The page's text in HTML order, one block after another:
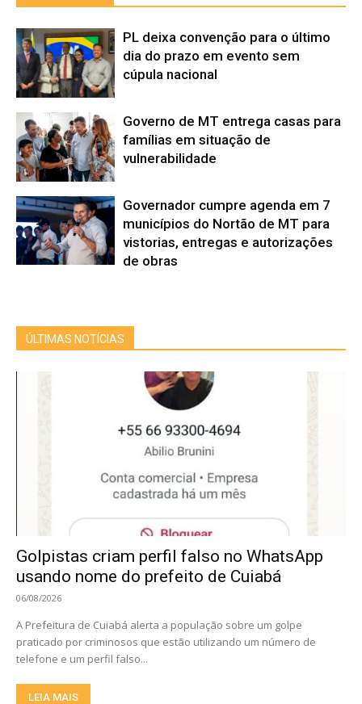
PL deixa convenção para o último
dia do prazo em evento sem
cúpula nacional
Governo de MT entrega casas para
famílias em situação de
vulnerabilidade
Governador cumpre agenda em 7
municípios do Nortão de MT para
vistorias, entregas e autorizações
de obras
ÚLTIMAS NOTÍCIAS
Golpistas criam perfil falso no WhatsApp
usando nome do prefeito de Cuiabá
06/08/2026
A Prefeitura de Cuiabá alerta a população sobre um golpe
praticado por criminosos que estão utilizando um número de
telefone e um perfil falso...
LEIA MAIS